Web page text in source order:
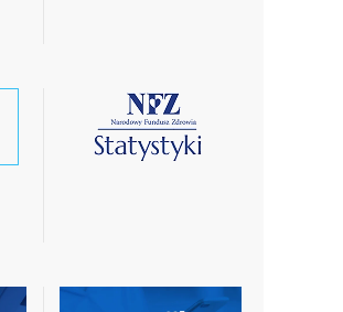
czytaj